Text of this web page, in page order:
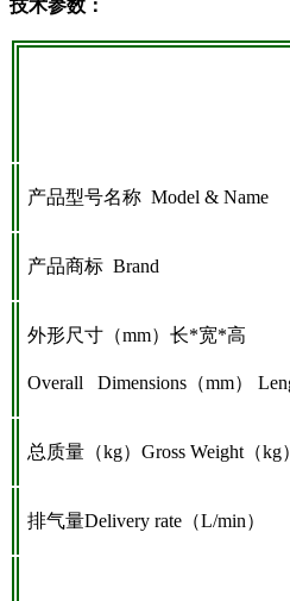
技术参数：
产品型号名称 Model & Name
产品商标 Brand
外形尺寸（mm）长*宽*高
Overall Dimensions （mm）
总质量（kg） Gross Weight （kg）
排气量Delivery rate（L/min）